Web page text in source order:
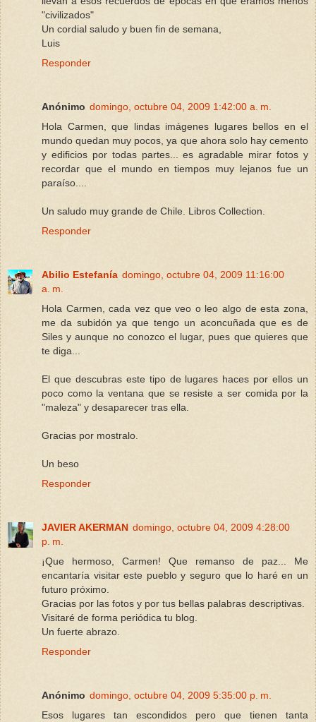
"civilizados"
Un cordial saludo y buen fin de semana,
Luis
Responder
Anónimo domingo, octubre 04, 2009 1:42:00 a. m.
Hola Carmen, que lindas imágenes lugares bellos en el
mundo quedan muy pocos, ya que ahora solo hay cemento
y edificios por todas partes... es agradable mirar fotos y
recordar que el mundo en tiempos muy lejanos fue un
paraíso....
Un saludo muy grande de Chile. Libros Collection.
Responder
Abilio Estefanía domingo, octubre 04, 2009 11:16:00
a. m.
Hola Carmen, cada vez que veo o leo algo de esta zona,
me da subidón ya que tengo un aconcuñada que es de
Siles y aunque no conozco el lugar, pues que quieres que
te diga...
El que descubras este tipo de lugares haces por ellos un
poco como la ventana que se resiste a ser comida por la
"maleza" y desaparecer tras ella.
Gracias por mostralo.
Un beso
Responder
JAVIER AKERMAN domingo, octubre 04, 2009 4:28:00
p. m.
¡Que hermoso, Carmen! Que remanso de paz... Me
encantaría visitar este pueblo y seguro que lo haré en un
futuro próximo.
Gracias por las fotos y por tus bellas palabras descriptivas.
Visitaré de forma periódica tu blog.
Un fuerte abrazo.
Responder
Anónimo domingo, octubre 04, 2009 5:35:00 p. m.
Esos lugares tan escondidos pero que tienen tanta